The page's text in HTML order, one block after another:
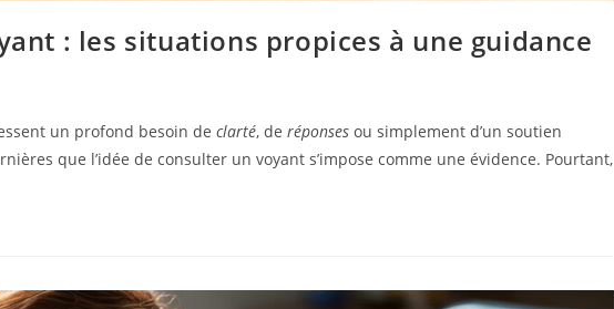
: les situations propices à une guidance
un profond besoin de clarté, de réponses ou simplement d’un soutien
que l’idée de consulter un voyant s’impose comme une évidence. Pourtant,